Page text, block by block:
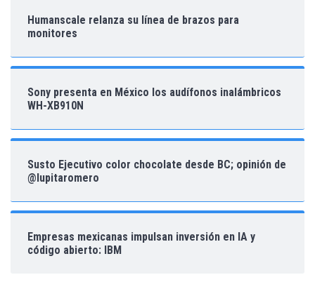
Humanscale relanza su línea de brazos para
monitores
Sony presenta en México los audífonos inalámbricos
WH-XB910N
Susto Ejecutivo color chocolate desde BC; opinión de
@lupitaromero
Empresas mexicanas impulsan inversión en IA y
código abierto: IBM